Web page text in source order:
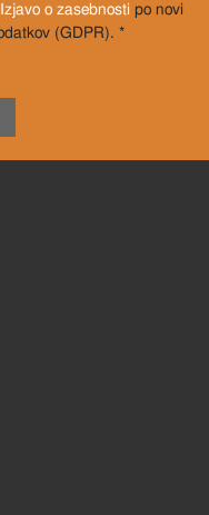
Izjavo o zasebnosti po novi
(GDPR). *